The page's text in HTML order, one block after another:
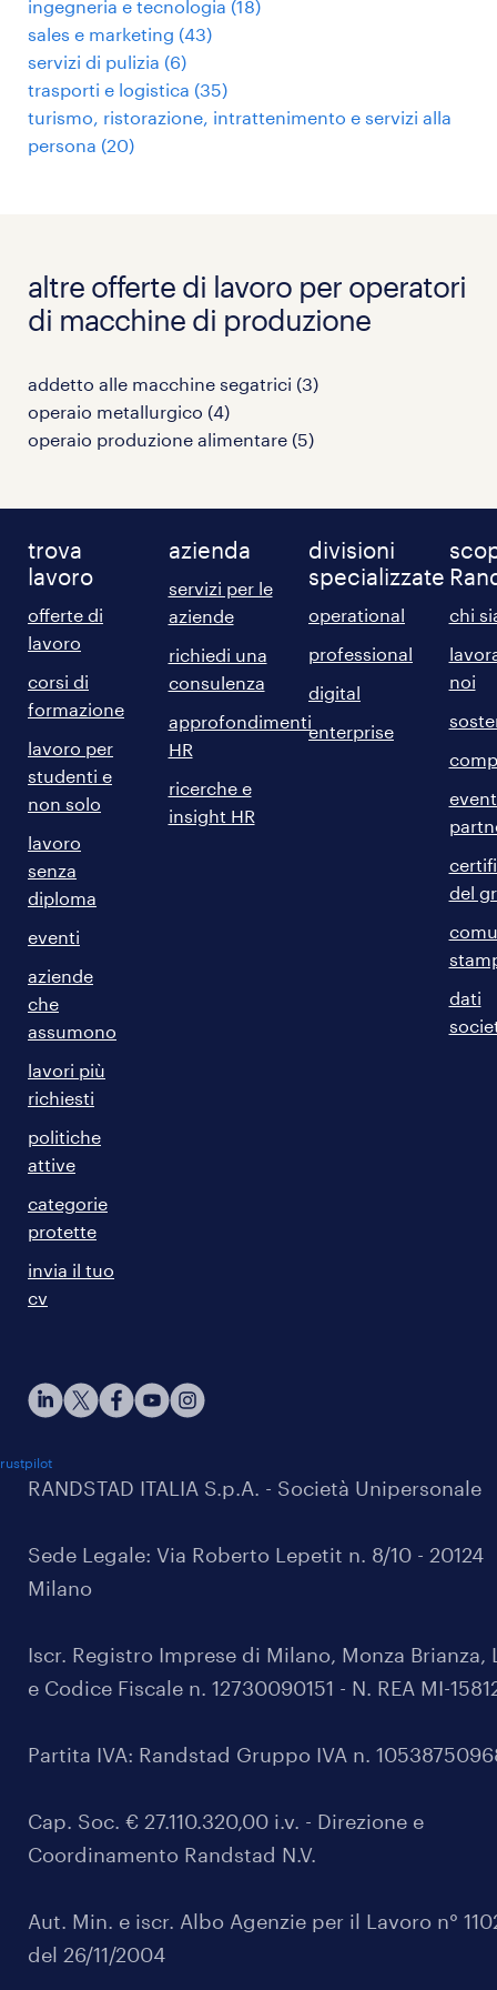
ingegneria e tecnologia (18)
sales e marketing (43)
servizi di pulizia (6)
trasporti e logistica (35)
turismo, ristorazione, intrattenimento e servizi alla
persona (20)
altre offerte di lavoro per operatori
di macchine di produzione
addetto alle macchine segatrici (3)
operaio metallurgico (4)
operaio produzione alimentare (5)
trova
lavoro
offerte di
lavoro
corsi di
formazione
lavoro per
studenti e
non solo
lavoro
senza
diploma
eventi
aziende
che
assumono
lavori più
richiesti
politiche
attive
categorie
protette
invia il tuo
cv
azienda
servizi per le
aziende
richiedi una
consulenza
approfondimenti
HR
ricerche e
insight HR
divisioni
specializzate
operational
professional
digital
enterprise
chi
noi
del
dati
RANDSTAD ITALIA S.p.A. - Società Unipersonale
Sede Legale: Via Roberto Lepetit n. 8/10 - 20124
Milano
Iscr. Registro Imprese di Milano, Monza Brianza,
e Codice Fiscale n. 12730090151 - N. REA MI-
Partita IVA: Randstad Gruppo IVA n.
Cap. Soc. € 27.110.320,00 i.v. - Direzione e
Coordinamento Randstad N.V.
Aut. Min. e iscr. Albo Agenzie per il Lavoro n°
del 26/11/2004